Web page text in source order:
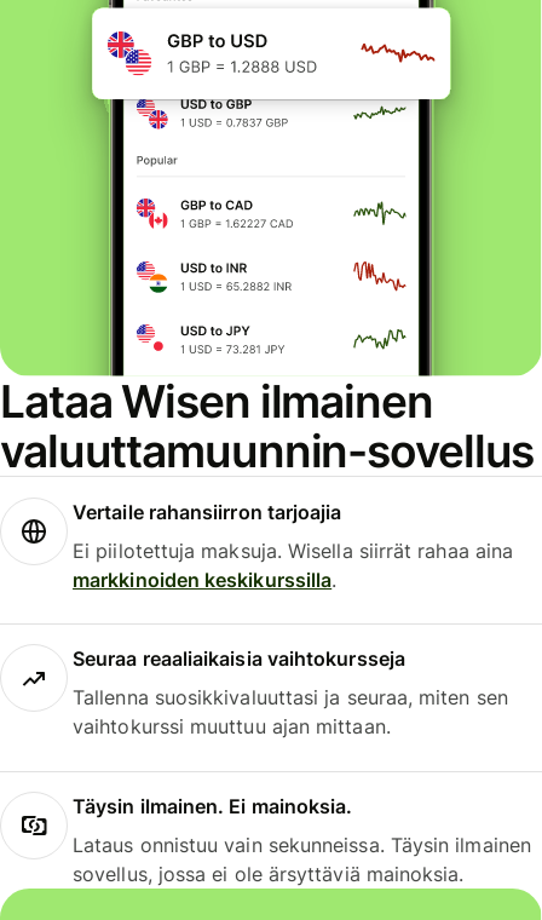
Lataa Wisen ilmainen
valuuttamuunnin-sovellus
Vertaile rahansiirron tarjoajia
Ei piilotettuja maksuja. Wisella siirrät rahaa aina
markkinoiden keskikurssilla.
Seuraa reaaliaikaisia vaihtokursseja
Tallenna suosikkivaluuttasi ja seuraa, miten sen
vaihtokurssi muuttuu ajan mittaan.
Täysin ilmainen. Ei mainoksia.
Lataus onnistuu vain sekunneissa. Täysin ilmainen
sovellus, jossa ei ole ärsyttäviä mainoksia.